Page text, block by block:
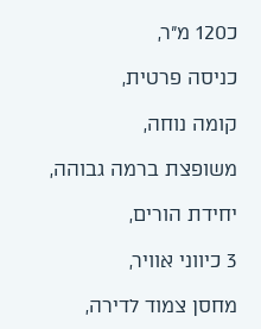
כ120 מ"ר,
כניסה פרטית,
קומה נוחה,
משופצת ברמה גבוהה,
יחידת הורים,
3 כיווני אוויר,
מחסן צמוד לדירה,